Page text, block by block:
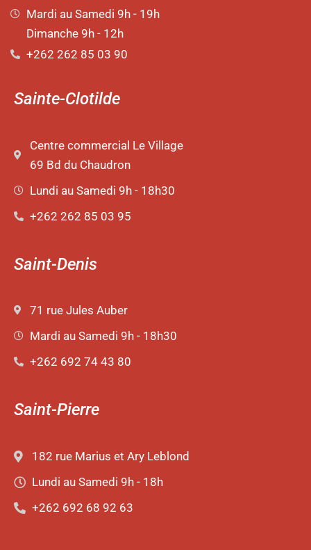
Mardi au Samedi 9h - 19h
Dimanche 9h - 12h
+262 262 85 03 90
Sainte-Clotilde
Centre commercial Le Village
69 Bd du Chaudron
Lundi au Samedi 9h - 18h30
+262 262 85 03 95
Saint-Denis
71 rue Jules Auber
Mardi au Samedi 9h - 18h30
+262 692 74 43 80
Saint-Pierre
182 rue Marius et Ary Leblond
Lundi au Samedi 9h - 18h
+262 692 68 92 63